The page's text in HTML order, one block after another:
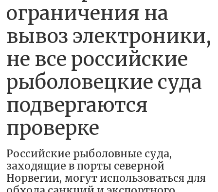
ограничения на
вывоз электроники,
не все российские
рыболовецкие суда
подвергаются
проверке
Российские рыболовные суда,
заходящие в порты северной
Норвегии, могут использоваться для